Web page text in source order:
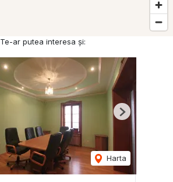
Te-ar putea interesa și:
Harta
Next